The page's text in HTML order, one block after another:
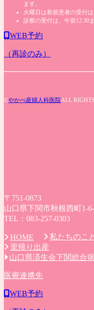
ます。
火曜日は新規患者の受付は
診察の受付は、午前12:30
WEB予約
（再診のみ）
©やかべ産婦人科医院ALL
〒751-0873
山口県下関市秋根西町1-
TEL：083-257-0303
HOME 私たちのこと
里帰り出産
山口県済生会下関総合
医療連携先
WEB予約